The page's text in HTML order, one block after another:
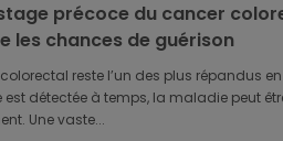
précoce du cancer
les chances de guérison
reste l’un des plus répandus en
est détectée à temps, la maladie peut
Une vaste...